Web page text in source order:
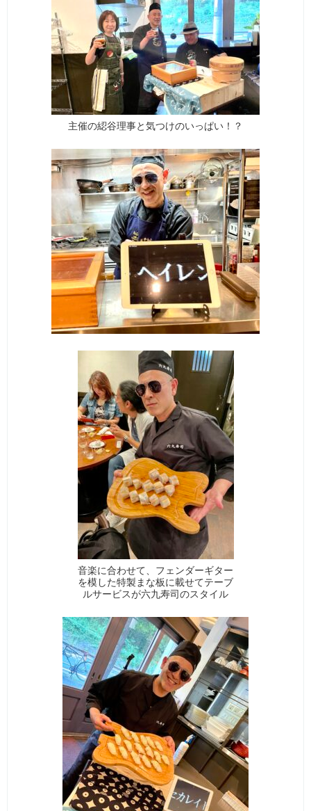
主催の綛谷理事と気つけのいっぱい！？
音楽に合わせて、フェンダーギター
を模した特製まな板に載せてテーブ
ルサービスが六九寿司のスタイル